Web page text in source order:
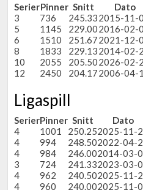
SerierPinner Snitt Dato
3
736 245.332015-11-
5
1145 229.002016-02-
6
1510 251.672021-12-
8
1833 229.132014-02-
10
2055 205.502026-02-
12
2450 204.172006-04-
Ligaspill
SerierPinner Snitt Dato
4
1001 250.252025-11-
4
994 248.502022-04-
4
984 246.002014-03-
3
724 241.332023-03-
4
962 240.502025-11-
4
960 240.002025-11-